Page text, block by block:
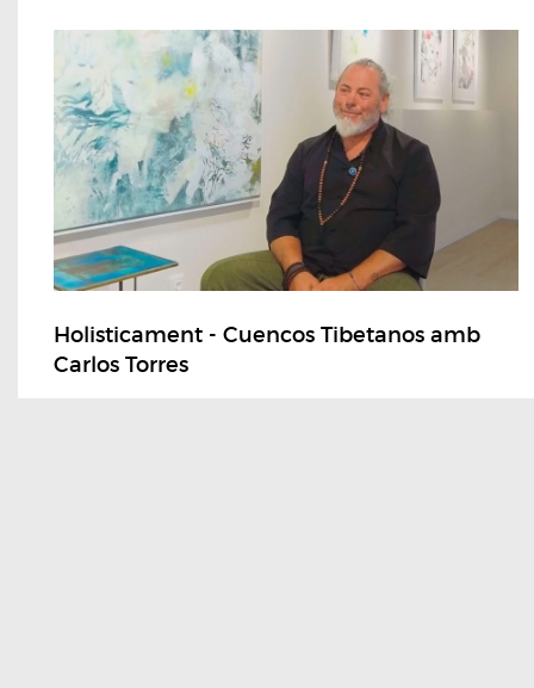
Holisticament - Cuencos Tibetanos amb
Carlos Torres